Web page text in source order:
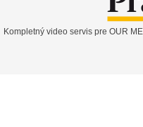
Kompletný video servis pre OUR